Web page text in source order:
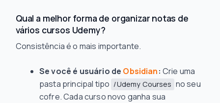
Qual a melhor forma de organizar notas de
vários cursos Udemy?
Consistência é o mais importante.
Se você é usuário de Obsidian: Crie uma
pasta principal tipo /Udemy Courses no seu
cofre. Cada curso novo ganha sua